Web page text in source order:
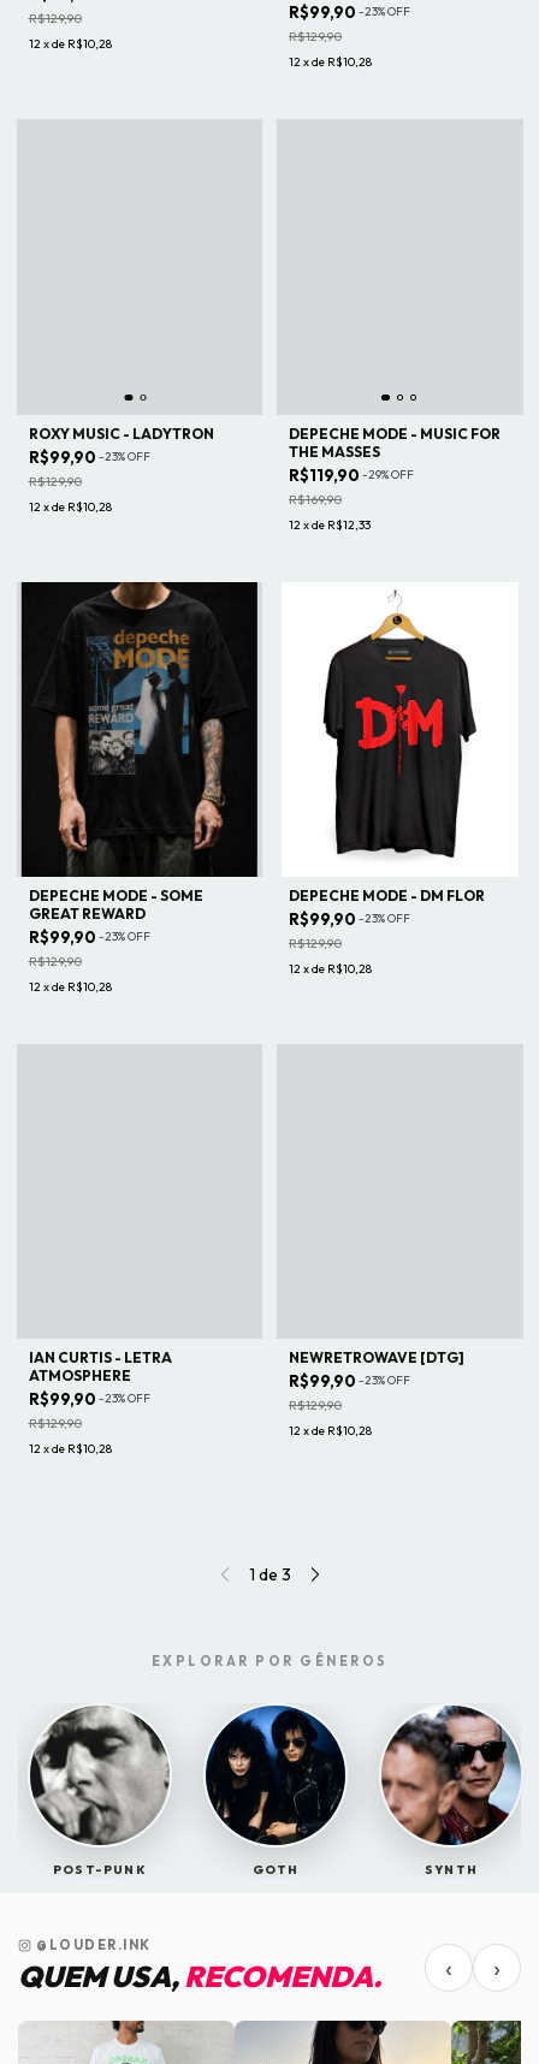
R$129,90
12xde R$10,28
R$99,90 -23%OFF
R$129,90
12xde R$10,28
ROXY MUSIC - LADYTRON
R$99,90 -23%OFF
R$129,90
12 xde R$10,28
DEPECHE MODE - MUSIC FOR
THE MASSES
R$119,90 -29%OFF
R$169,90
12 xde R$12,33
DEPECHE MODE - SOME
GREAT REWARD
R$99,90 -23%OFF
R$129,90
12xde R$10,28
DEPECHE MODE - DM FLOR
R$99,90 -23%OFF
R$129,90
12xde R$10,28
IAN CURTIS - LETRA
ATMOSPHERE
R$99,90 -23%OFF
R$129,90
12xde R$10,28
NEWRETROWAVE [DTG]
R$99,90 -23%OFF
R$129,90
12xde R$10,28
1 de 3
EXPLORAR POR GÊNEROS
POST-PUNK GOTH SYNTH
@LOUDER.INK
QUEM USA,RECOMENDA. ‹ ›